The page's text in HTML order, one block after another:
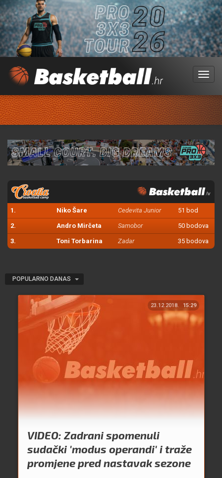
Menu
1. Niko Šare Cedevita Junior 51 bod
2. Andro Mirčeta Samobor 50 bodova
3. Toni Torbarina Zadar 35 bodova
POPULARNO DANAS
23.12.2018. 15:29
VIDEO: Zadrani spomenuli
sudački 'modus operandi' i traže
promjene pred nastavak sezone